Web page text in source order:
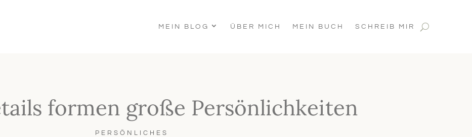
MEIN BLOG ÜBER MICH MEIN BUCH SCHREIB MIR
formen große Persönlichkeiten
PERSÖNLICHES